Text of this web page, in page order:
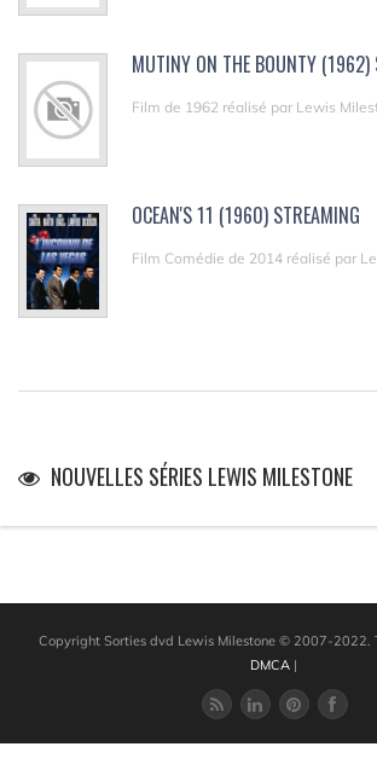
MUTINY ON THE BOUNTY (1962)
Film de 1962 réalisé par Lewis
OCEAN'S 11 (1960) STREAMING
Film Comédie de 2014 réalisé par
NOUVELLES SÉRIES LEWIS MILESTONE
Copyright Sorties dvd Lewis Milestone © 2007-2022.
DMCA |